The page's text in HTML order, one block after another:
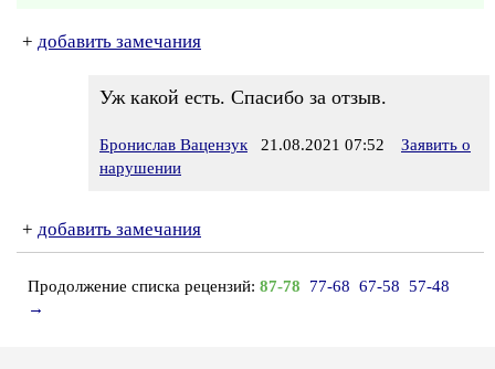
+ добавить замечания
Уж какой есть. Спасибо за отзыв.
Бронислав Вацензук 21.08.2021 07:52
Заявить о
нарушении
+ добавить замечания
Продолжение списка рецензий: 87-78 77-68 67-58 57-48
→